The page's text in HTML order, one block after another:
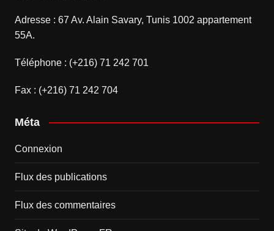
Adresse : 67 Av. Alain Savary, Tunis 1002 appartement
55A.
Téléphone : (+216) 71 242 701
Fax : (+216) 71 242 704
Méta
Connexion
Flux des publications
Flux des commentaires